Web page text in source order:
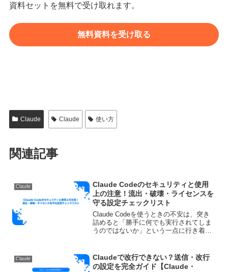
資料セットを無料で受け取れます。
無料資料を受け取る
Claude Claude 使い方
関連記事
Claude
Claude Codeのセキュリティと使用
上の注意！流出・破壊・ライセンスを
守る設定チェックリスト
Claude Codeを使うときの不安は、突き
詰めると「勝手に何でも実行されてしま
うのではないか」という一点に行き着き
か不安、受託案件のコードが学習に使わ
れないか分から...
Claude
Claudeで改行できない？送信・改行
の設定を完全ガイド【Claude・